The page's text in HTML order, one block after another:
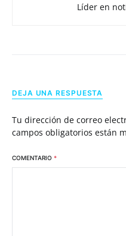
Líder en
DEJA UNA RESPUESTA
Tu dirección de correo
campos obligatorios están
COMENTARIO *